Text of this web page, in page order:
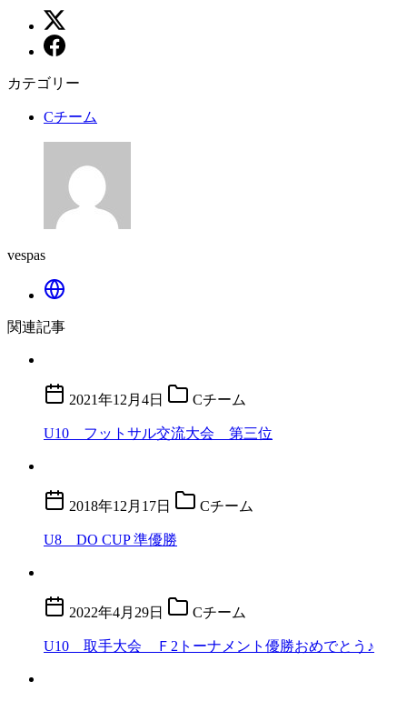
カテゴリー
Cチーム
vespas
関連記事
2021年12月4日 Cチーム
U10 フットサル交流大会 第三位
2018年12月17日 Cチーム
U8 DO CUP 準優勝
2022年4月29日 Cチーム
U10 取手大会 Ｆ2トーナメント優勝おめでとう♪